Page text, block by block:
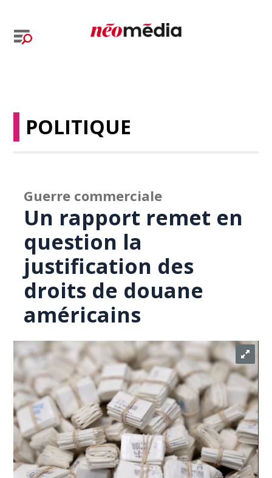
POLITIQUE
Guerre commerciale
Un rapport remet en
question la
justification des
droits de douane
américains